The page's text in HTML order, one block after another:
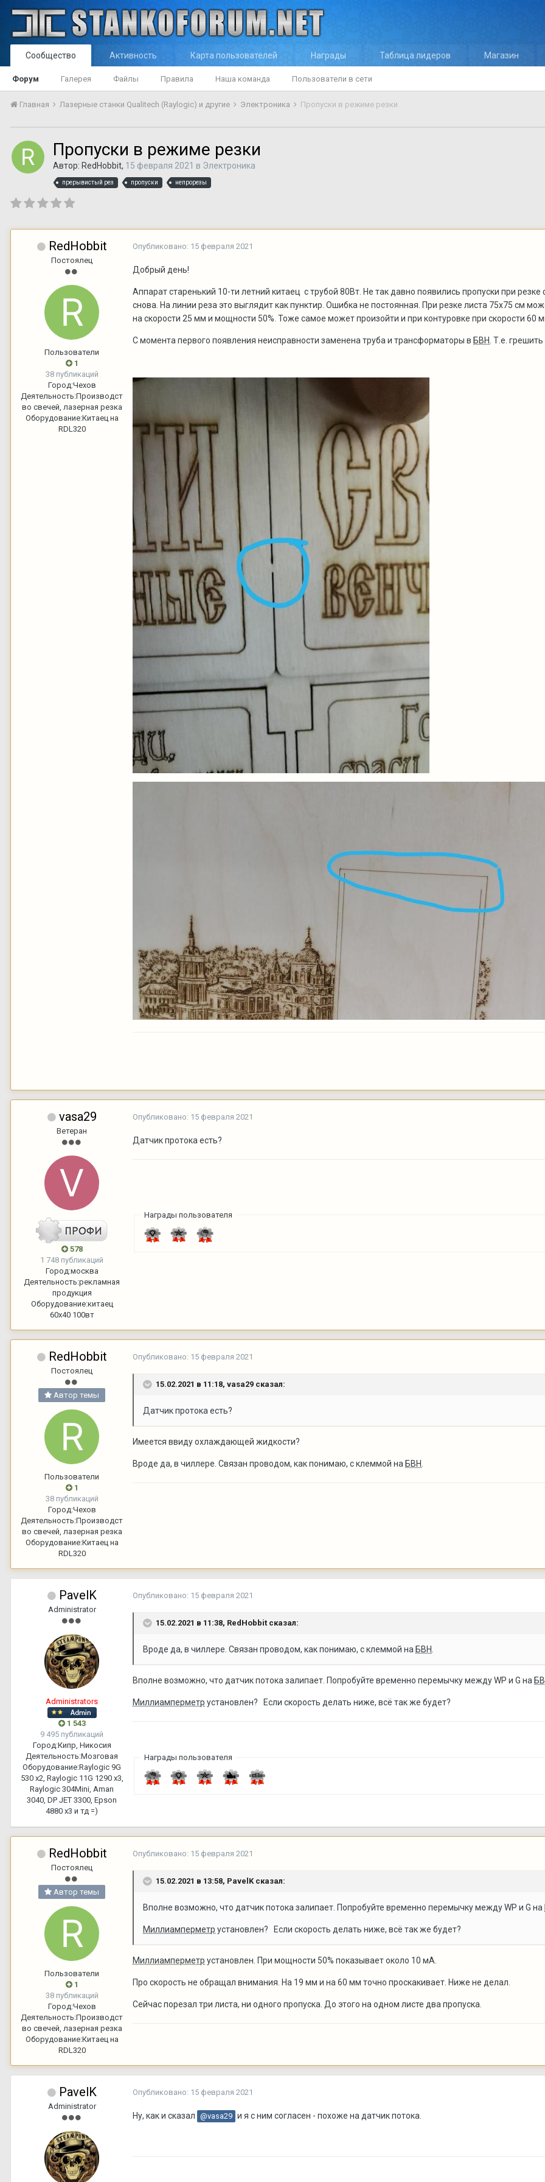
Сообщество
Форум Галерея Файлы Правила Наша команда Пользователи в сети
Активность Карта пользователей Награды Таблица лидеров Магазин
Главная Лазерные станки Qualitech (Raylogic) и другие Электроника Пропуски в режиме резки
Пропуски в режиме резки
Автор: RedHobbit, 15 февраля 2021 в Электроника
прерывистый рез пропуски непрорезы
RedHobbit
Постоялец
Пользователи
1
38 публикаций
Город:Чехов
Деятельность:Производст
во свечей, лазерная резка
Оборудование:Китаец на
RDL320
Опубликовано: 15 февраля 2021
Добрый день!
Аппарат старенький 10-ти летний китаец с трубой 80Вт. Не так давно появились пропуски при
снова. На линии реза это выглядит как пунктир. Ошибка не постоянная. При резке листа 75х75 см
на скорости 25 мм и мощности 50%. Тоже самое может произойти и при контуровке при скорости 60
С момента первого появления неисправности заменена труба и трансформаторы в БВН . Т.е.
vasa29
Ветеран
578
1 748 публикаций
Город:москва
Деятельность:рекламная
продукция
Оборудование:китаец
60х40 100вт
Опубликовано: 15 февраля 2021
Датчик протока есть?
Награды пользователя
RedHobbit
Постоялец
Автор темы
Пользователи
1
38 публикаций
Город:Чехов
Деятельность:Производст
во свечей, лазерная резка
Оборудование:Китаец на
RDL320
Опубликовано: 15 февраля 2021
15.02.2021 в 11:18, vasa29 сказал:
Датчик протока есть?
Имеется ввиду охлаждающей жидкости?
Вроде да, в чиллере. Связан проводом, как понимаю, с клеммой на БВН
PavelK
Administrator
Administrators
1 543
9 495 публикаций
Город:Кипр, Никосия
Деятельность:Мозговая
Оборудование:Raylogic 9G
530 х2, Raylogic 11G 1290 х3,
Raylogic 304Mini, Aman
3040, DP JET 3300, Epson
4880 x3 и тд =)
Опубликовано: 15 февраля 2021
15.02.2021 в 11:38, RedHobbit сказал:
Вроде да, в чиллере. Связан проводом, как понимаю, с клеммой на БВН
Вполне возможно, что датчик потока залипает. Попробуйте временно перемычку между WP и G на
Миллиамперметр установлен? Если скорость делать ниже, всё так же будет?
Награды пользователя
RedHobbit
Постоялец
Автор темы
Пользователи
1
38 публикаций
Город:Чехов
Деятельность:Производст
во свечей, лазерная резка
Оборудование:Китаец на
RDL320
Опубликовано: 15 февраля 2021
15.02.2021 в 13:58, PavelK сказал:
Вполне возможно, что датчик потока залипает. Попробуйте временно перемычку между WP и G на
Миллиамперметр установлен? Если скорость делать ниже, всё так же будет?
Миллиамперметр установлен. При мощности 50% показывает около 10 мА.
Про скорость не обращал внимания. На 19 мм и на 60 мм точно проскакивает. Ниже не делал.
Сейчас порезал три листа, ни одного пропуска. До этого на одном листе два пропуска.
PavelK
Administrator
Опубликовано: 15 февраля 2021
Ну, как и сказал @vasa29 и я с ним согласен - похоже на датчик потока.